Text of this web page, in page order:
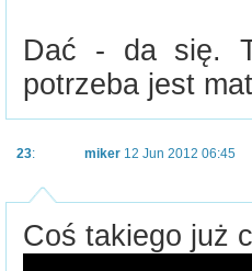
Dać - da się.
potrzeba jest
23: miker 12 Jun 2012 06:45
Coś takiego już